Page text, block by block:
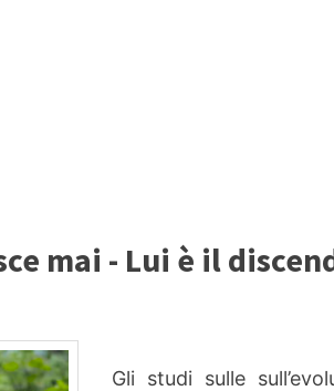
mai - Lui è il
Gli studi sulle